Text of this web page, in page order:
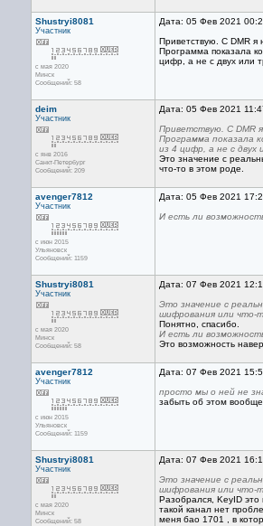
Shustryi8081
Участник
с мая 2020
Минск
Сообщений: 58
Дата: 05 Фев 2021
Приветствую. C DMR
Программа показала
цифр, а не с двух или
deim
Участник
с янв 2016
Санкт-Петербург
Сообщений: 209
Дата: 05 Фев 2021
Приветствую. C DMR
Программа показала
из 4 цифр, а не с двух
Это значение с
что-то в этом роде.
avenger7812
Участник
с июн 2015
Ульяновск
Сообщений: 1159
Дата: 05 Фев 2021
И есть ли
Shustryi8081
Участник
с мая 2020
Минск
Сообщений: 58
Дата: 07 Фев 2021
Это значение с
шифрования или что-
Понятно, спасибо.
И есть ли
Это возможность
avenger7812
Участник
с июн 2015
Ульяновск
Сообщений: 1159
Дата: 07 Фев 2021
просто мы о ней не
забыть об этом
Shustryi8081
Участник
с мая 2020
Минск
Сообщений: 58
Дата: 07 Фев 2021
Это значение с
шифрования или что-
Разобрался, KeyID
такой канал нет
меня бао 1701 , в